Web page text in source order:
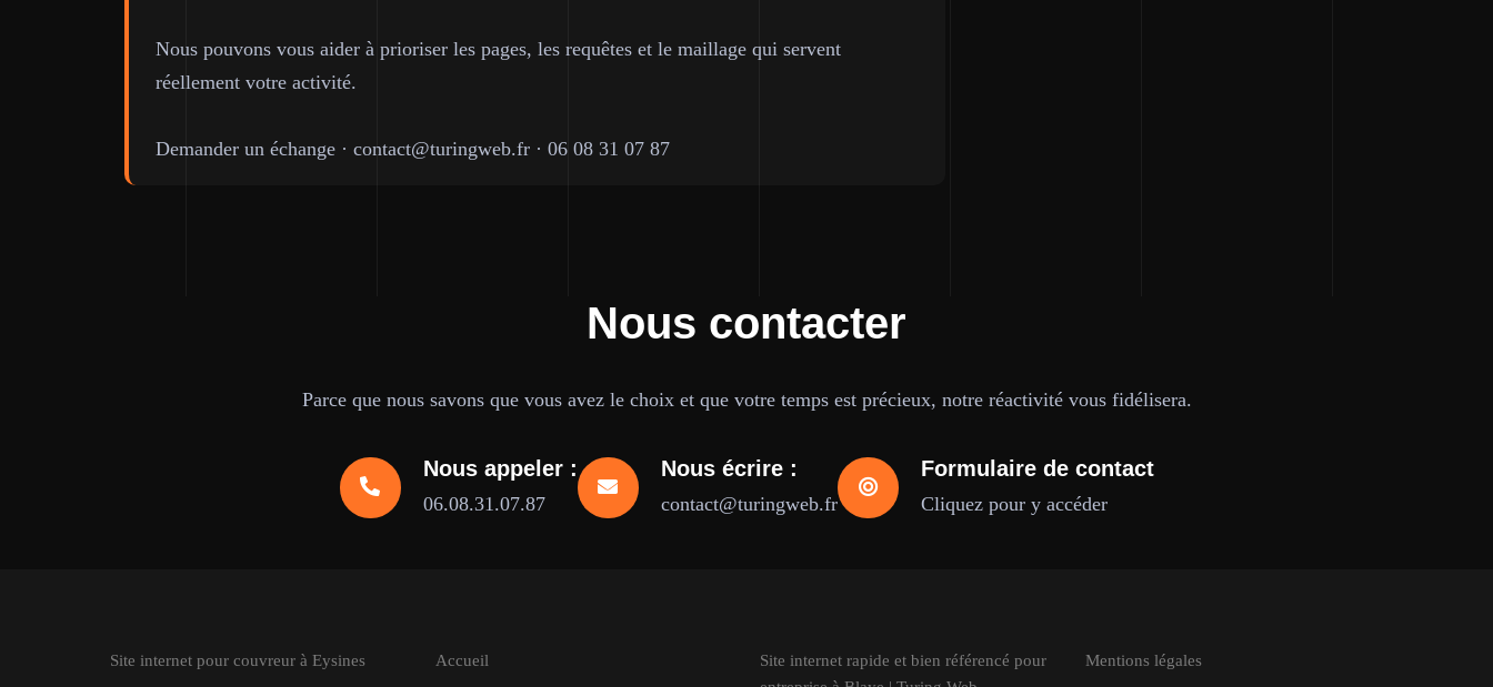
Nous pouvons vous aider à prioriser les pages, les requêtes et le maillage qui servent
réellement votre activité.
Demander un échange · contact@turingweb.fr · 06 08 31 07 87
Nous contacter
Parce que nous savons que vous avez le choix et que votre temps est précieux, notre réactivité vous fidélisera.
Nous appeler :
06.08.31.07.87
Nous écrire :
contact@turingweb.fr
Formulaire de contact
Cliquez pour y accéder
Site internet pour couvreur à Eysines Accueil
Site internet rapide et bien référencé pour
Mentions légales